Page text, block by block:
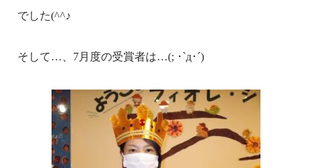
でした(^^♪
そして…、7月度の受賞者は…(; ･`д･´)